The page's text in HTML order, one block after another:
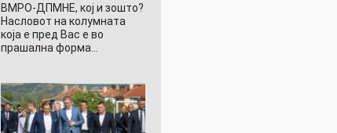
ВМРО-ДПМНЕ, кој и зошто?
Насловот на колумната
која е пред Вас е во
прашална форма…